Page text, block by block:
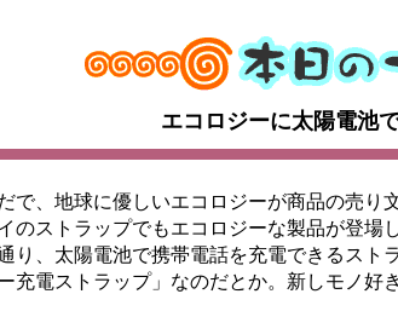
エコロジーに太陽電池
で、地球に優しいエコロジーが商品の売り
のストラップでもエコロジーな製品が登場
り、太陽電池で携帯電話を充電できるスト
充電ストラップ」なのだとか。新しモノ好